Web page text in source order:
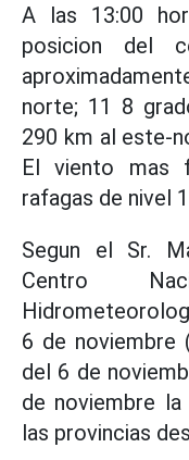
A las 13:00
posicion del
norte; 11 8
290 km al este-
El viento mas
rafagas de nivel
Segun el Sr.
Centro
6 de noviembre
del 6 de
de noviembre
las provincias